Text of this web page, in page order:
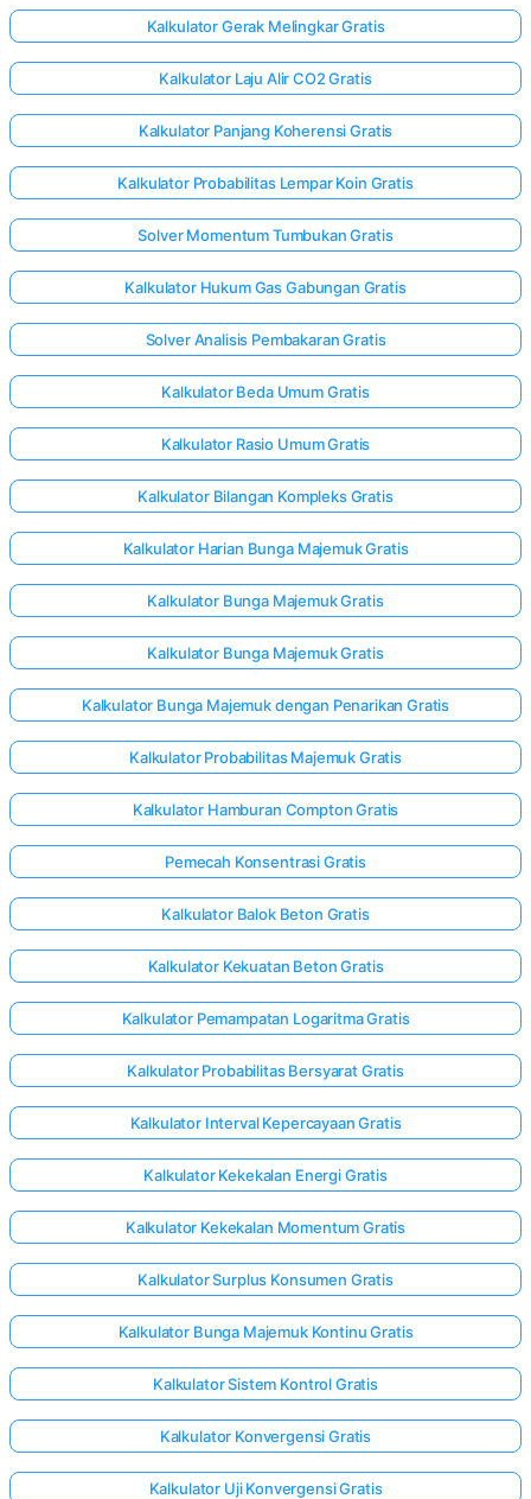
Kalkulator Gerak Melingkar Gratis
Kalkulator Laju Alir CO2 Gratis
Kalkulator Panjang Koherensi Gratis
Kalkulator Probabilitas Lempar Koin Gratis
Solver Momentum Tumbukan Gratis
Kalkulator Hukum Gas Gabungan Gratis
Solver Analisis Pembakaran Gratis
Kalkulator Beda Umum Gratis
Kalkulator Rasio Umum Gratis
Kalkulator Bilangan Kompleks Gratis
Kalkulator Harian Bunga Majemuk Gratis
Kalkulator Bunga Majemuk Gratis
Kalkulator Bunga Majemuk Gratis
Kalkulator Bunga Majemuk dengan Penarikan Gratis
Kalkulator Probabilitas Majemuk Gratis
Kalkulator Hamburan Compton Gratis
Pemecah Konsentrasi Gratis
Kalkulator Balok Beton Gratis
Kalkulator Kekuatan Beton Gratis
Kalkulator Pemampatan Logaritma Gratis
Kalkulator Probabilitas Bersyarat Gratis
Kalkulator Interval Kepercayaan Gratis
Kalkulator Kekekalan Energi Gratis
Kalkulator Kekekalan Momentum Gratis
Kalkulator Surplus Konsumen Gratis
Kalkulator Bunga Majemuk Kontinu Gratis
Kalkulator Sistem Kontrol Gratis
Kalkulator Konvergensi Gratis
Kalkulator Uji Konvergensi Gratis